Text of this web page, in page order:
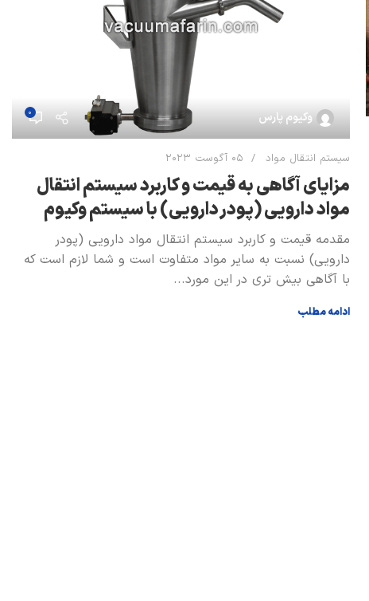
وکیوم پارس 0
سیستم انتقال مواد 05 آگوست 2023
مزايای آگاهی به قیمت و کاربرد سیستم انتقال
مواد دارویی (پودر دارویی) با سيستم وكيوم
مقدمه قیمت و کاربرد سیستم انتقال مواد دارویی (پودر
دارویی) نسبت به ساير مواد متفاوت است و شما لازم است كه
با آگاهی بيش تری در اين مورد...
ادامه مطلب